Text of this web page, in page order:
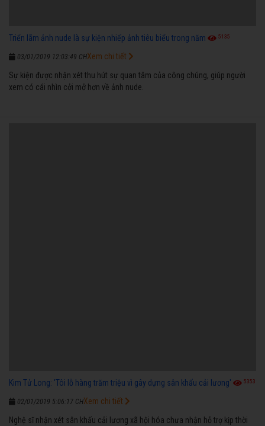
Triển lãm ảnh nude là sự kiện nhiếp ảnh tiêu biểu trong năm 5135
03/01/2019 12:03:49 CH
Sự kiện được nhận xét thu hút sự quan tâm của công chúng, giúp người
xem có cái nhìn cởi mở hơn về ảnh nude.
Xem chi tiết
Kim Tử Long: 'Tôi lỗ hàng trăm triệu vì gây dựng sân khấu cải lương' 5353
02/01/2019 5:06:17 CH
Nghệ sĩ nhận xét sân khấu cải lương xã hội hóa chưa nhận hỗ trợ kịp thời
Xem chi tiết